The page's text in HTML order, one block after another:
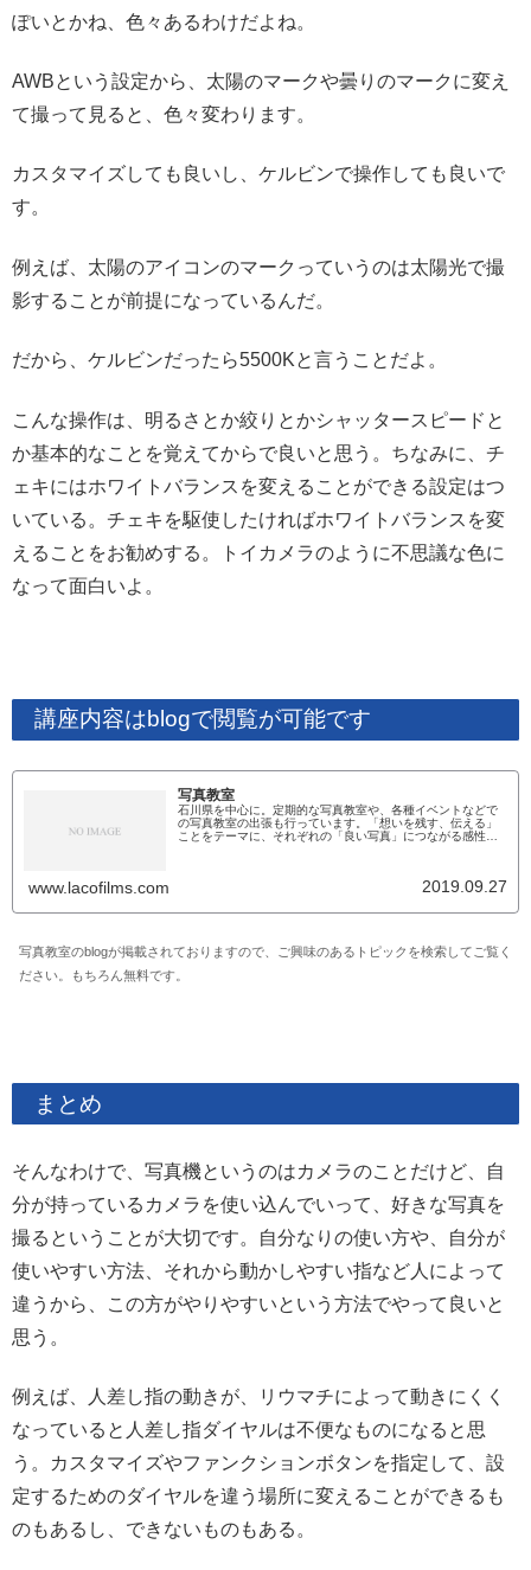
ぽいとかね、色々あるわけだよね。
AWBという設定から、太陽のマークや曇りのマークに変え
て撮って見ると、色々変わります。
カスタマイズしても良いし、ケルビンで操作しても良いで
す。
例えば、太陽のアイコンのマークっていうのは太陽光で撮
影することが前提になっているんだ。
だから、ケルビンだったら5500Kと言うことだよ。
こんな操作は、明るさとか絞りとかシャッタースピードと
か基本的なことを覚えてからで良いと思う。ちなみに、チ
ェキにはホワイトバランスを変えることができる設定はつ
いている。チェキを駆使したければホワイトバランスを変
えることをお勧めする。トイカメラのように不思議な色に
なって面白いよ。
講座内容はblogで閲覧が可能です
写真教室
石川県を中心に。定期的な写真教室や、各種イベントなどで
の写真教室の出張も行っています。「想いを残す、伝える」
ことをテーマに、それぞれの「良い写真」につながる感性を
ーレス初心者を対象にカメラの基礎からとなっております。
www.lacofilms.com 2019.09.27
写真教室のblogが掲載されておりますので、ご興味のあるトピックを検索してご覧く
ださい。もちろん無料です。
まとめ
そんなわけで、写真機というのはカメラのことだけど、自
分が持っているカメラを使い込んでいって、好きな写真を
撮るということが大切です。自分なりの使い方や、自分が
使いやすい方法、それから動かしやすい指など人によって
違うから、この方がやりやすいという方法でやって良いと
思う。
例えば、人差し指の動きが、リウマチによって動きにくく
なっていると人差し指ダイヤルは不便なものになると思
う。カスタマイズやファンクションボタンを指定して、設
定するためのダイヤルを違う場所に変えることができるも
のもあるし、できないものもある。